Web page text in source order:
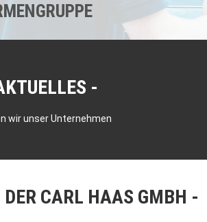
wir unser Unternehmen
CARL HAAS GMBH